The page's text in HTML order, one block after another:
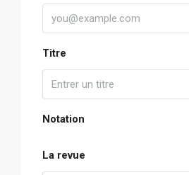
Titre
Notation
La revue